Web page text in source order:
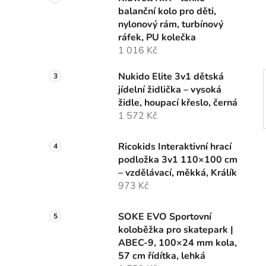
e
balanční kolo pro děti,
nylonový rám, turbínový
ráfek, PU kolečka
1 016 Kč
Nukido Elite 3v1 dětská
jídelní židlička – vysoká
židle, houpací křeslo, černá
1 572 Kč
Ricokids Interaktivní hrací
podložka 3v1 110×100 cm
– vzdělávací, měkká, Králík
973 Kč
SOKE EVO Sportovní
koloběžka pro skatepark |
ABEC-9, 100×24 mm kola,
57 cm řídítka, lehká